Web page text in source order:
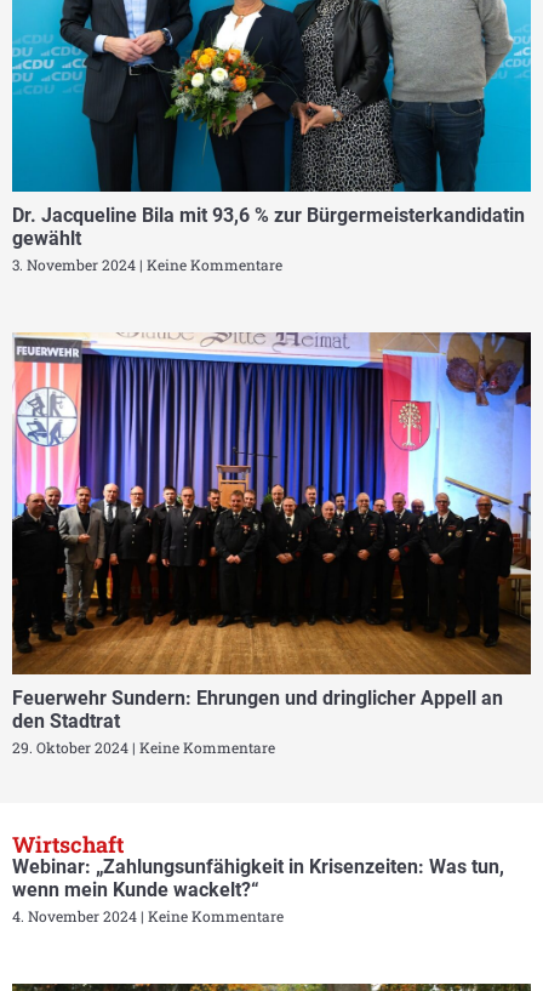
Dr. Jacqueline Bila mit 93,6 % zur Bürgermeisterkandidatin
gewählt
3. November 2024 Keine Kommentare
Feuerwehr Sundern: Ehrungen und dringlicher Appell an
den Stadtrat
29. Oktober 2024 Keine Kommentare
Wirtschaft
Webinar: „Zahlungsunfähigkeit in Krisenzeiten: Was tun,
wenn mein Kunde wackelt?“
4. November 2024 Keine Kommentare